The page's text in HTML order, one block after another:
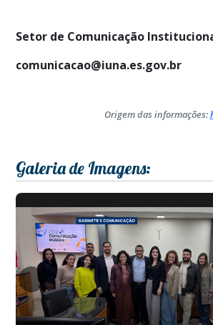
Setor de Comunicação
comunicacao@iuna.es.gov.br
Origem das informações:
Galeria de Imagens: